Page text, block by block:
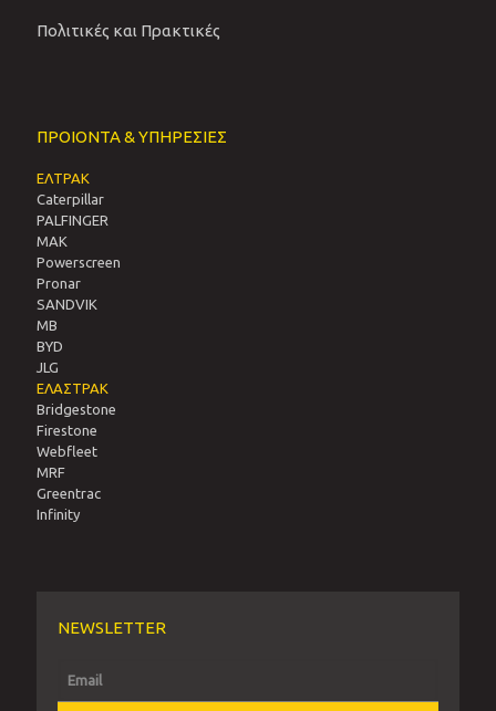
Πολιτικές και Πρακτικές
ΠΡΟΙΟΝΤΑ & ΥΠΗΡΕΣΙΕΣ
ΕΛΤΡΑΚ
Caterpillar
PALFINGER
MAK
Powerscreen
Pronar
SANDVIΚ
MB
BYD
JLG
ΕΛΑΣΤΡΑΚ
Bridgestone
Firestone
Webfleet
MRF
Greentrac
Infinity
NEWSLETTER